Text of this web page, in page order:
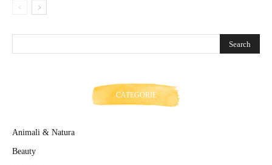
CATEGORIE
Animali & Natura
Beauty